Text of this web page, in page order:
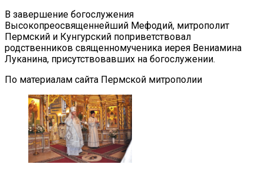
В завершение богослужения
Высокопреосвященнейший Мефодий, митрополит
Пермский и Кунгурский поприветствовал
родственников священномученика иерея Вениамина
Луканина, присутствовавших на богослужении.
По материалам сайта Пермской митрополии